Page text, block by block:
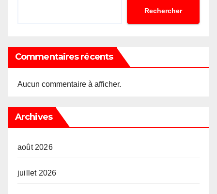
Rechercher
Commentaires récents
Aucun commentaire à afficher.
Archives
août 2026
juillet 2026